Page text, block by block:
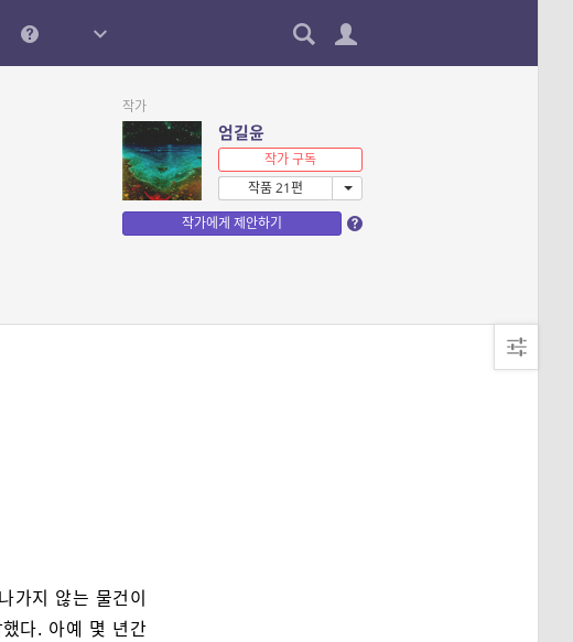
작가
엄길윤
작가 구독
작품 21편
작가에게 제안하기
가지 않는 물건이
다. 아예 몇 년간